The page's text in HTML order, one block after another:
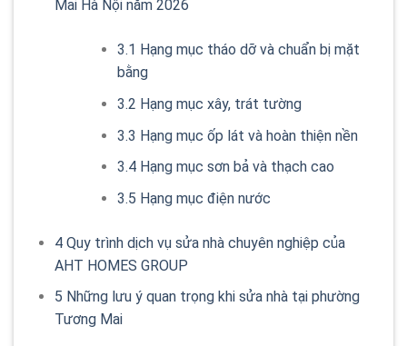
Mai Hà Nội năm 2026
3.1 Hạng mục tháo dỡ và chuẩn bị mặt
bằng
3.2 Hạng mục xây, trát tường
3.3 Hạng mục ốp lát và hoàn thiện nền
3.4Hạng mục sơn bả và thạch cao
3.5 Hạng mục điện nước
4Quy trình dịch vụ sửa nhà chuyên nghiệp của
AHT HOMES GROUP
5 Những lưu ý quan trọng khi sửa nhà tại phường
Tương Mai